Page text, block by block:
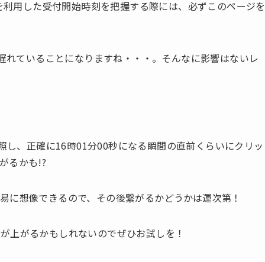
用した受付開始時刻を把握する際には、必ずこのページを
ていることになりますね・・・。そんなに影響はないレ
し、正確に16時01分00秒になる瞬間の直前くらいにクリッ
るかも!?
想像できるので、その後繋がるかどうかは運次第！
上がるかもしれないのでぜひお試しを！